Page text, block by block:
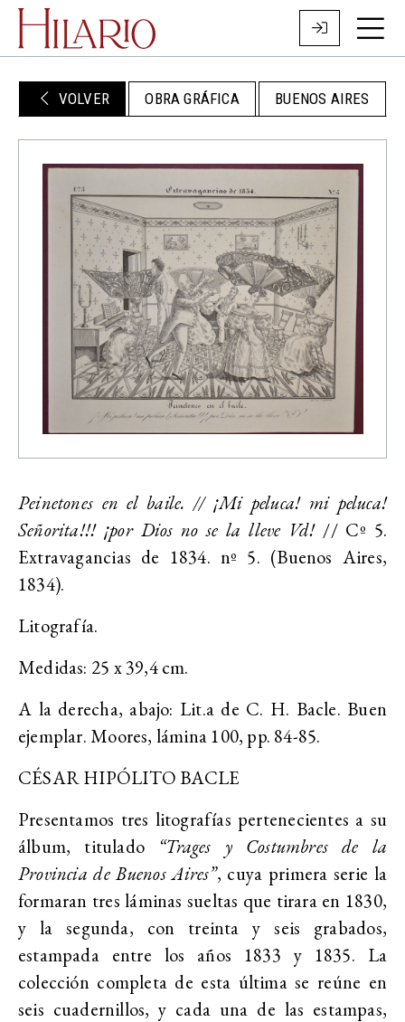
VOLVER OBRA GRÁFICA BUENOS AIRES
Peinetones en el baile. // ¡Mi peluca! mi peluca!
Señorita!!! ¡por Dios no se la lleve Vd!// Cº 5.
Extravagancias de 1834. nº 5. (Buenos Aires,
1834).
Litografía.
Medidas: 25 x 39,4 cm.
A la derecha, abajo: Lit.a de C. H. Bacle. Buen
ejemplar. Moores, lámina 100, pp. 84-85.
CÉSAR HIPÓLITO BACLE
Presentamos tres litografías pertenecientes a su
álbum, titulado
“Trages y Costumbres de la
Provincia de Buenos Aires”, cuya primera serie la
formaran tres láminas sueltas que tirara en 1830,
y la segunda, con treinta y seis grabados,
estampada entre los años 1833 y 1835. La
colección completa de esta última se reúne en
seis cuadernillos, y cada una de las estampas,